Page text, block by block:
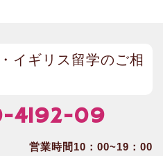
イギリス留学のご相
4192-09
営業時間10：00~19：00